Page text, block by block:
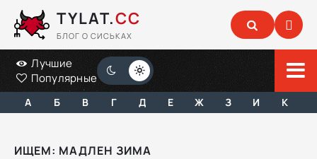
TYLAT.CC
БЛОГ О СИСЬКАХ
Лучшие
Популярные
А Б В Г Д Е Ж З И К
ИЩЕМ: МАДЛЕН ЗИМА